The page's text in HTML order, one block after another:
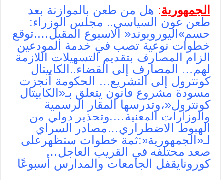
الجمهورية: هل من طعن بالموازنة بعد
طعن عون السياسي.. مجلس الوزراء:
حسم»اليوروبوند« الاسبوع المقبل….توقع
خطوات نوعية تصب في خدمة المودعين
الزام المصارف بتقديم التسهيلات اللازمة
لهم… المصارف إلى القضاء..الكابيتال
كونترول إلى التشريع… الحكومة أنجزت
مسودة مشروع قانون يتعلق بـ«الكابيتال
كونترول«،وتدرسها المقار الرسمية
والوزارات المعنية….وتحذير دولي من
الهبوط الاضطراري…مصادر السراي
لـ«الجمهورية«:ثمة خطوات ستظهرعلى
صعد مختلفة في القريب العاجل…
كورونايقفل الجامعات والمدارس أسبوعًا